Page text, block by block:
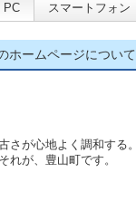
PC スマートフォン
ホームページについて
さが心地よく調和する。
れが、豊山町です。